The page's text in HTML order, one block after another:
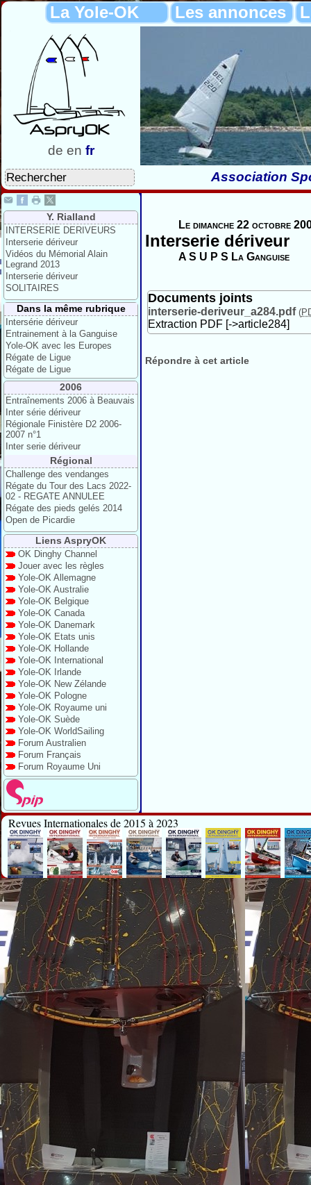
La Yole-OK Les annonces
de en fr
Association
Y. Rialland
INTERSERIE DERIVEURS
Interserie dériveur
Vidéos du Mémorial Alain
Legrand 2013
Interserie dériveur
SOLITAIRES
Dans la même rubrique
Intersérie dériveur
Entrainement à la Ganguise
Yole-OK avec les Europes
Régate de Ligue
Régate de Ligue
2006
Entraînements 2006 à Beauvais
Inter série dériveur
Régionale Finistère D2 2006-
2007 n°1
Inter serie dériveur
Régional
Challenge des vendanges
Régate du Tour des Lacs 2022-
02 - REGATE ANNULEE
Régate des pieds gelés 2014
Open de Picardie
Liens AspryOK
OK Dinghy Channel
Jouer avec les règles
Yole-OK Allemagne
Yole-OK Australie
Yole-OK Belgique
Yole-OK Canada
Yole-OK Danemark
Yole-OK Etats unis
Yole-OK Hollande
Yole-OK International
Yole-OK Irlande
Yole-OK New Zélande
Yole-OK Pologne
Yole-OK Royaume uni
Yole-OK Suède
Yole-OK WorldSailing
Forum Australien
Forum Français
Forum Royaume Uni
Le dimanche 22 octobre
Interserie dériveur
A S U P S La Ganguise
Documents joints
interserie-deriveur_a284.pdf (
Extraction PDF [->article284]
Répondre à cet article
Revues Internationales de 2015 à 2023